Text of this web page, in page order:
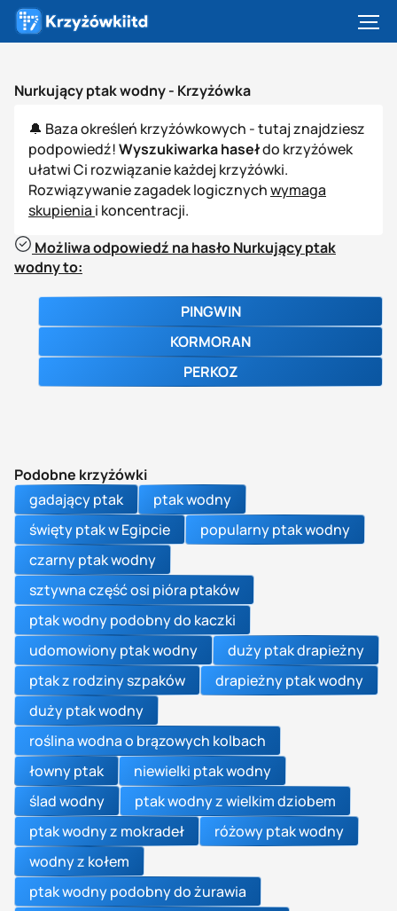
Nurkujący ptak wodny - Krzyżówka
🔔 Baza określeń krzyżówkowych - tutaj znajdziesz
podpowiedź!Wyszukiwarka hasełdo krzyżówek
ułatwi Ci rozwiązanie każdej krzyżówki.
Rozwiązywanie zagadek logicznychwymaga
skupienia i koncentracji.
Możliwa odpowiedź na hasło Nurkujący ptak
wodny to:
PINGWIN
KORMORAN
PERKOZ
Podobne krzyżówki
gadający ptak
ptak wodny
święty ptak w Egipcie
popularny ptak wodny
czarny ptak wodny
sztywna część osi pióra ptaków
ptak wodny podobny do kaczki
udomowiony ptak wodny
duży ptak drapieżny
ptak z rodziny szpaków
drapieżny ptak wodny
duży ptak wodny
roślina wodna o brązowych kolbach
łowny ptak
niewielki ptak wodny
ślad wodny
ptak wodny z wielkim dziobem
ptak wodny z mokradeł
różowy ptak wodny
wodny z kołem
ptak wodny podobny do żurawia